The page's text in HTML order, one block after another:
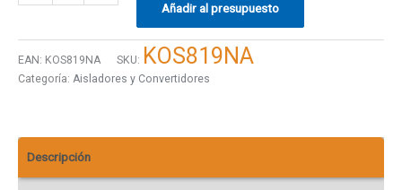
Añadir al presupuesto
EAN: KOS819NA SKU: KOS819NA
Categoría: Aisladores y Convertidores
Descripción